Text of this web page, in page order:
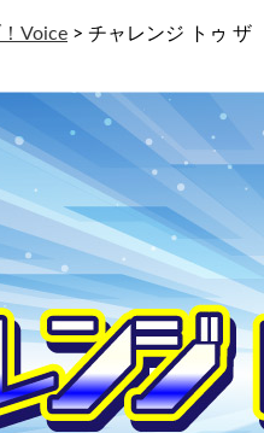
Voice > チャレンジ トゥ ザ